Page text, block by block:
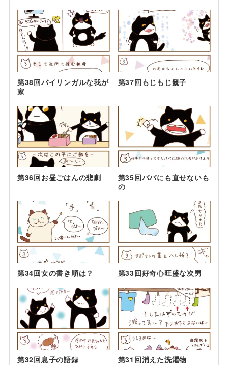
第38回バイリンガルな我が
家
第37回もじもじ親子
第36回お昼ごはんの悲劇
第35回パパにも直せないも
の
第34回女の書き順は？ 第33回好奇心旺盛な次男
第32回息子の語録 第31回消えた洗濯物